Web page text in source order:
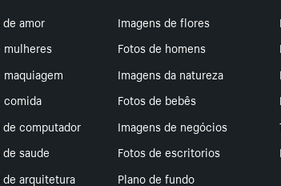
amor Imagens de flores
mulheres
Fotos de homens
maquiagem
Imagens da natureza
comida
Fotos de bebês
de computador
Imagens de negócios
saude
Fotos de escritorios
de arquitetura
Plano de fundo